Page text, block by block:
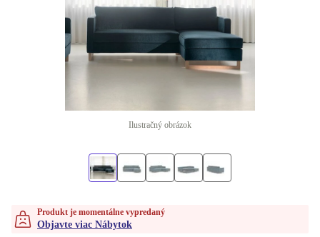
Ilustračný obrázok
Produkt je momentálne vypredaný
Objavte viac Nábytok